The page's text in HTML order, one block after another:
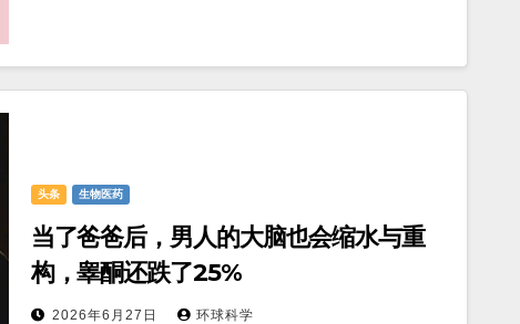
头条 生物医药
当了爸爸后，男人的大脑也会缩水与重
构，睾酮还跌了25%
2026年6月27日 环球科学